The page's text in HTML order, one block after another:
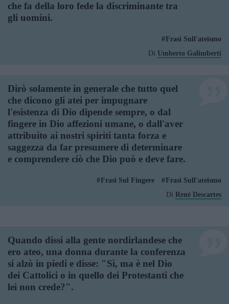
che fa della loro fede la discriminante tra
gli uomini.
Frasi Sull'ateismo
Di Umberto Galimberti
Dirò solamente in generale che tutto quel
che dicono gli atei per impugnare
l'esistenza di Dio dipende sempre, o dal
fingere in Dio affezioni umane, o dall'aver
attribuito ai nostri spiriti tanta forza e
saggezza da far presumere di determinare
e comprendere ciò che Dio può e deve fare.
Frasi Sul Fingere
Frasi Sull'ateismo
Di René Descartes
Quando dissi alla gente nordirlandese che
ero ateo, una donna durante la conferenza
si alzò in piedi e disse: "Sì, ma è nel Dio
dei Cattolici o in quello dei Protestanti che
lei non crede?".